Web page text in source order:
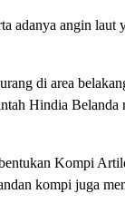
adanya angin laut
di area
Hindia Belanda
Kompi
kompi juga